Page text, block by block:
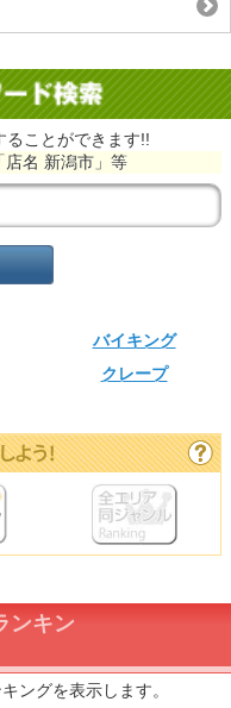
ることができます!!
店名 新潟市」等
バイキング
クレープ
ンキン
ングを表示します。